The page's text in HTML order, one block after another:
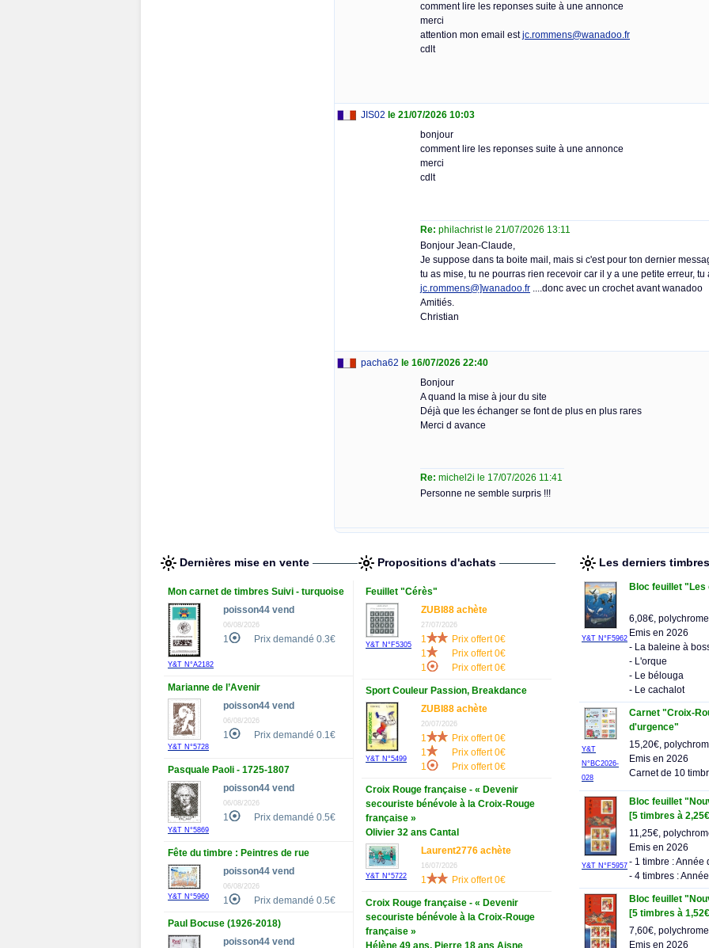
comment lire les reponses suite à une annonce
merci
attention mon email estjc.rommens@wanadoo.fr
cdlt
JIS02 le 21/07/2026 10:03
bonjour
comment lire les reponses suite à une annonce
merci
cdlt
Re: philachrist le 21/07/2026 13:11
Bonjour Jean-Claude,
Je suppose dans ta boite mail, mais si c'est pour ton dernier
tu as mise, tu ne pourras rien recevoir car il y a une petite erreur, tu
jc.rommens@]wanadoo.fr ....donc avec un crochet avant wanadoo
Amitiés.
Christian
pacha62 le 16/07/2026 22:40
Bonjour
A quand la mise à jour du site
Déjà que les échanger se font de plus en plus rares
Merci d avance
Re: michel2i le 17/07/2026 11:41
Personne ne semble surpris !!!
Dernières mise en vente
Mon carnet de timbres Suivi - turquoise
Y&T N°A2182
poisson44 vend
06/08/2026
1 Prix demandé 0.3€
Marianne de l’Avenir
Y&T N°5728
poisson44 vend
06/08/2026
1 Prix demandé 0.1€
Pasquale Paoli - 1725-1807
Y&T N°5869
poisson44 vend
06/08/2026
1 Prix demandé 0.5€
Fête du timbre : Peintres de rue
Y&T N°5960
poisson44 vend
06/08/2026
1 Prix demandé 0.5€
Paul Bocuse (1926-2018)
poisson44 vend
Propositions d'achats
Feuillet "Cérès"
Y&T N°F5305
ZUBI88 achète
27/07/2026
1
Prix offert 0€
1
Prix offert 0€
1
Prix offert 0€
Sport Couleur Passion, Breakdance
Y&T N°5499
ZUBI88 achète
20/07/2026
1
Prix offert 0€
1
Prix offert 0€
1
Prix offert 0€
Croix Rouge française - « Devenir
secouriste bénévole à la Croix-Rouge
française »
Olivier 32 ans Cantal
Y&T N°5722
Laurent2776 achète
16/07/2026
1 Prix offert 0€
Croix Rouge française - « Devenir
secouriste bénévole à la Croix-Rouge
française »
Hélène 49 ans, Pierre 18 ans Aisne
Les derniers
Y&T N°F5962
Bloc feuillet
6,08€, polychrome
Emis en 2026
- La baleine à
- L'orque
- Le bélouga
- Le cachalot
Y&T
N°BC2026-
028
Carnet "Croix-
d'urgence"
15,20€,
Emis en 2026
Carnet de 10
Y&T N°F5957
Bloc feuillet
[5 timbres à
11,25€,
Emis en 2026
- 1 timbre : Année
- 4 timbres :
Bloc feuillet
[5 timbres à
7,60€, polychrome
Emis en 2026